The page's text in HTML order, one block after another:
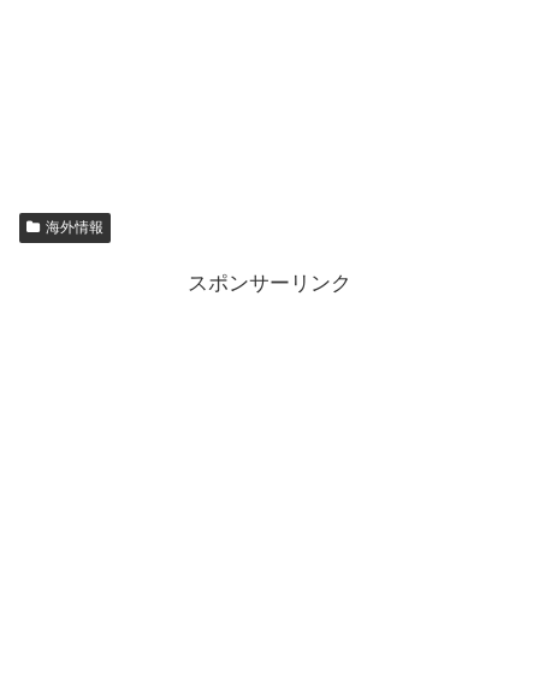
海外情報
スポンサーリンク